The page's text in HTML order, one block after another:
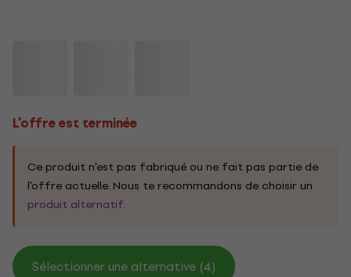
L'offre est terminée
Ce produit n'est pas fabriqué ou ne fait pas partie de
l'offre actuelle. Nous te recommandons de choisir un
produit alternatif.
Sélectionner une alternative (4)